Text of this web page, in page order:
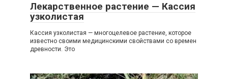
Лекарственное растение — Кассия
узколистая
Кассия узколистая — многоцелевое растение, которое
известно своими медицинскими свойствами со времен
древности. Это